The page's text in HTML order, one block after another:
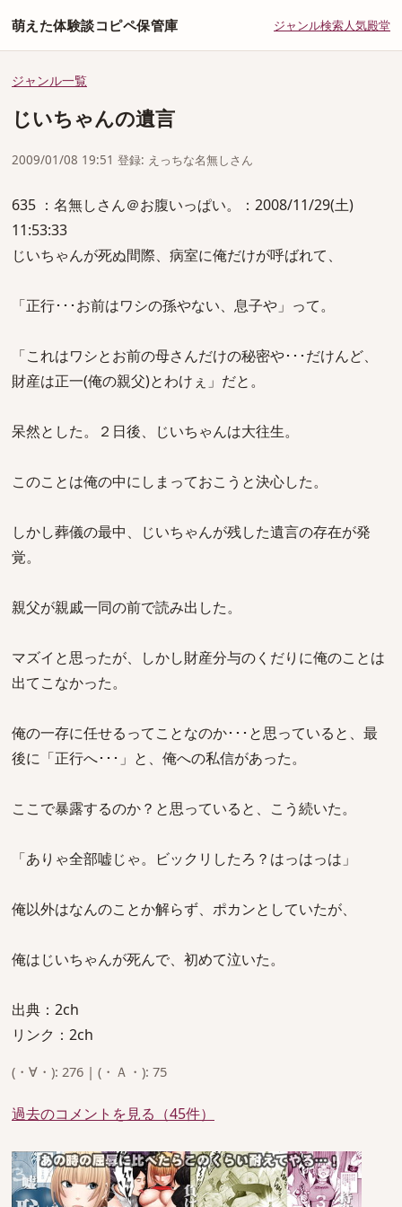
萌えた体験談コピペ保管庫 ジャンル検索人気殿堂
ジャンル一覧
じいちゃんの遺言
2009/01/08 19:51 登録: えっちな名無しさん
635 ：名無しさん＠お腹いっぱい。：2008/11/29(土)
11:53:33
じいちゃんが死ぬ間際、病室に俺だけが呼ばれて、
「正行･･･お前はワシの孫やない、息子や」って。
「これはワシとお前の母さんだけの秘密や･･･だけんど、
財産は正一(俺の親父)とわけぇ」だと。
呆然とした。２日後、じいちゃんは大往生。
このことは俺の中にしまっておこうと決心した。
しかし葬儀の最中、じいちゃんが残した遺言の存在が発
覚。
親父が親戚一同の前で読み出した。
マズイと思ったが、しかし財産分与のくだりに俺のことは
出てこなかった。
俺の一存に任せるってことなのか･･･と思っていると、最
後に「正行へ･･･」と、俺への私信があった。
ここで暴露するのか？と思っていると、こう続いた。
「ありゃ全部嘘じゃ。ビックリしたろ？はっはっは」
俺以外はなんのことか解らず、ポカンとしていたが、
俺はじいちゃんが死んで、初めて泣いた。
出典：2ch
リンク：2ch
(・∀・): 276 | (・Ａ・): 75
過去のコメントを見る（45件）